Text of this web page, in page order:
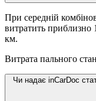
При середній
витратить приблизно
км.
Витрата пального
Чи надає inCarDoc